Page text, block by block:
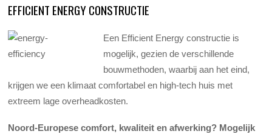
EFFICIENT ENERGY CONSTRUCTIE
Een Efficient Energy constructie is
mogelijk, gezien de verschillende
bouwmethoden, waarbij aan het eind,
krijgen we een klimaat comfortabel en high-tech huis met
extreem lage overheadkosten.
Noord-Europese comfort, kwaliteit en afwerking? Mogelijk